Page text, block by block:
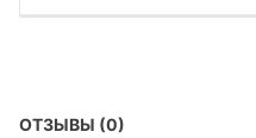
ОТЗЫВЫ (0)